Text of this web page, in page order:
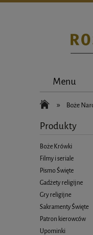
Menu
» Boże
Produkty
Boże Krówki
Filmy i seriale
Pismo Święte
Gadżety religijne
Gry religijne
Sakramenty Święte
Patron kierowców
Upominki